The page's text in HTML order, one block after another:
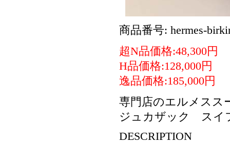
商品番号: hermes-
超N品価格:48,300円
H品価格:128,000円
逸品価格:185,000円
専門店のエルメス
ジュカザック スイ
DESCRIPTION